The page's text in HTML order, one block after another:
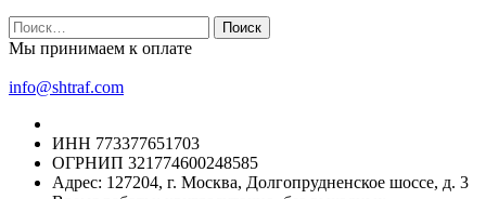
Найти:
Мы принимаем к оплате
info@shtraf.com
ИНН 773377651703
ОГРНИП 321774600248585
Адрес: 127204, г. Москва, Долгопрудненское шоссе, д. 3